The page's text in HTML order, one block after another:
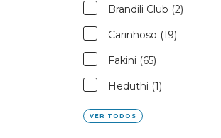
Brandili Club (2)
Carinhoso (19)
Fakini (65)
Heduthi (1)
VER TODOS